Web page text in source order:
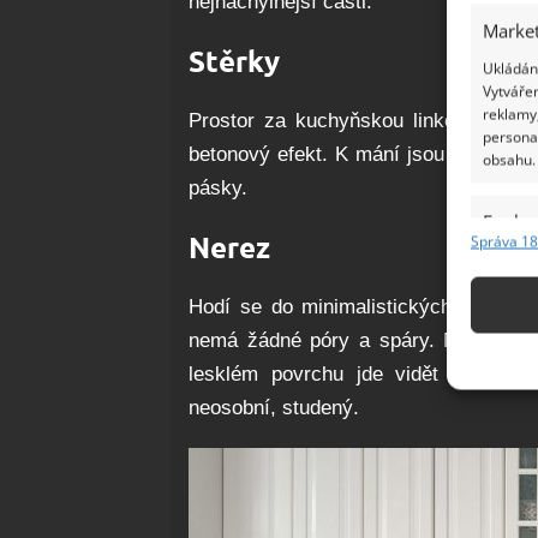
obsahu.
Funkce
Správa
Stěrky
Prostor za kuchyňskou linkou
betonový efekt. K mání jsou však i
pásky.
Nerez
Hodí se do minimalistických
nemá žádné póry a spáry.
lesklém povrchu jde vidět
neosobní, studený.